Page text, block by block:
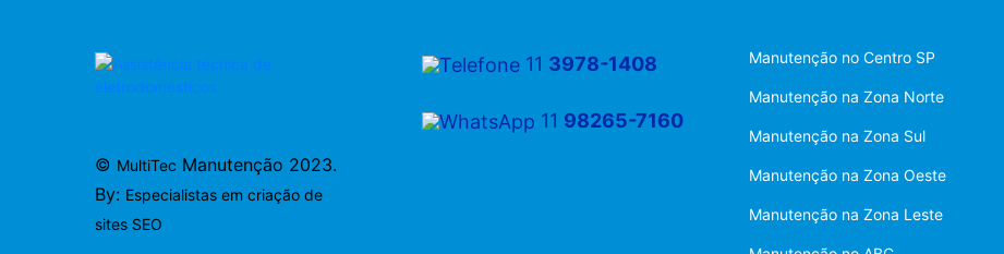
© MultiTec Manutenção 2023.
By: Especialistas em criação de
sites SEO
11 3978-1408
11 98265-7160
Manutenção no Centro SP
Manutenção na Zona Norte
Manutenção na Zona Sul
Manutenção na Zona Oeste
Manutenção na Zona Leste